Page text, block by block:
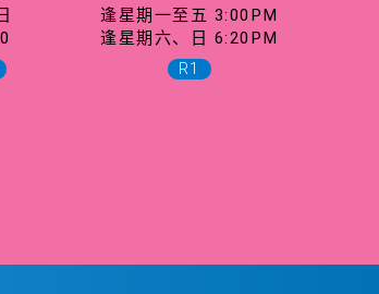
逢星期一至五 3:00PM
逢星期六、日 6:20PM
R1